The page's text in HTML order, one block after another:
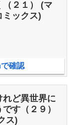
２１） (マ
ミックス)
確認
れど異世界に
す（２９）
ス)